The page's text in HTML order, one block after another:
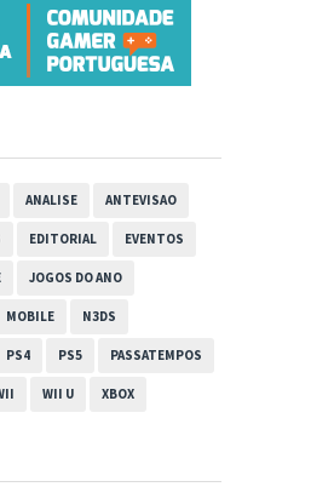
ANALISE ANTEVISAO
EDITORIAL EVENTOS
JOGOS DO ANO
MOBILE N3DS
PS4 PS5 PASSATEMPOS
WII U XBOX